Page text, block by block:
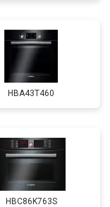
HBA43T460
HBC86K763S